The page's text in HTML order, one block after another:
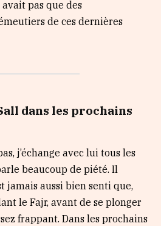
pas que des
de ces dernières
dans les prochains
j’échange avec lui tous les
beaucoup de piété. Il
jamais aussi bien senti que,
le Fajr, avant de se plonger
frappant. Dans les prochains